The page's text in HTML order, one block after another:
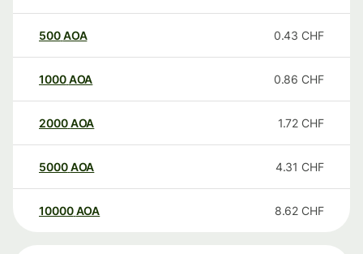
500AOA 0.43 CHF
1000AOA 0.86 CHF
2000AOA 1.72 CHF
5000AOA 4.31 CHF
10000 AOA 8.62 CHF